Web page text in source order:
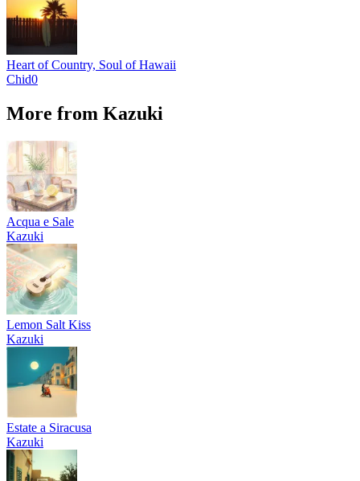
Heart of Country, Soul of Hawaii
Chid0
More from Kazuki
Acqua e Sale
Kazuki
Lemon Salt Kiss
Kazuki
Estate a Siracusa
Kazuki